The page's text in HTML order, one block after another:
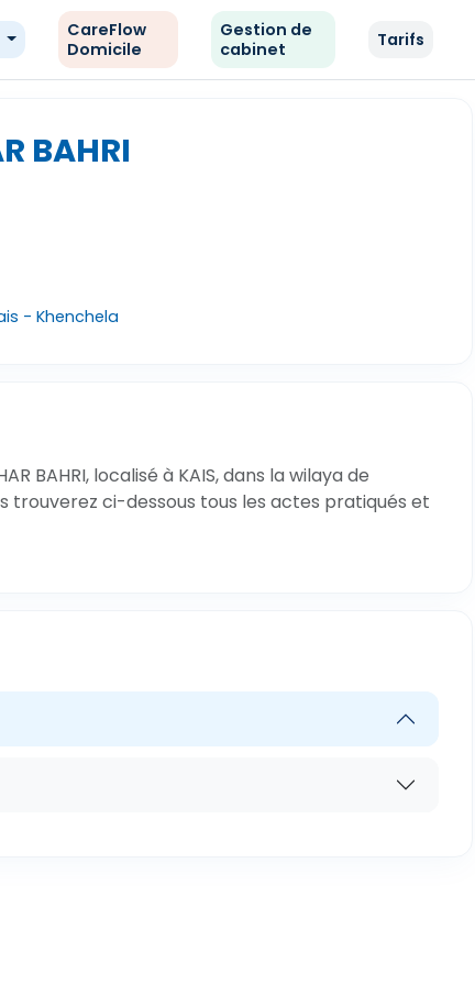
CareFlow
Domicile
Gestion de
cabinet
Tarifs
BAHRI
- Khenchela
BAHRI, localisé à KAIS, dans la wilaya de
trouverez ci-dessous tous les actes pratiqués et